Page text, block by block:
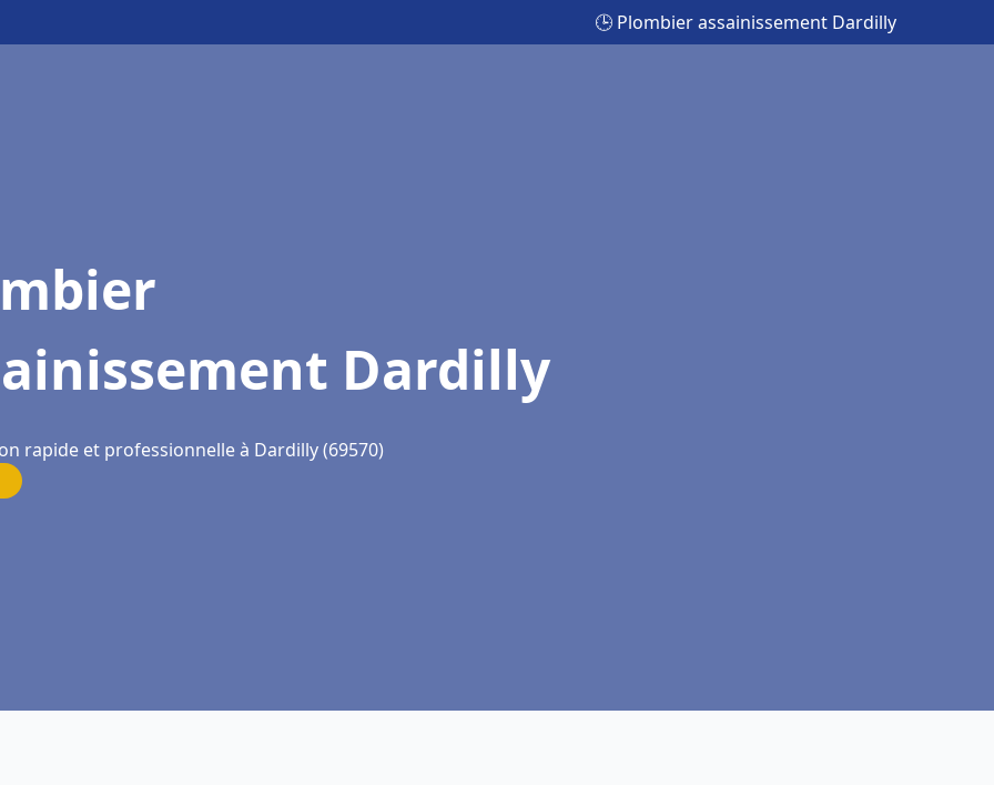
🕒 Plombier assainissement Dardilly
Dardilly
rapide et professionnelle à Dardilly (69570)